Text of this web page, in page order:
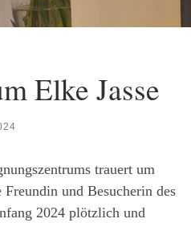
Elke Jasse
trauert um
und Besucherin des
2024 plötzlich und